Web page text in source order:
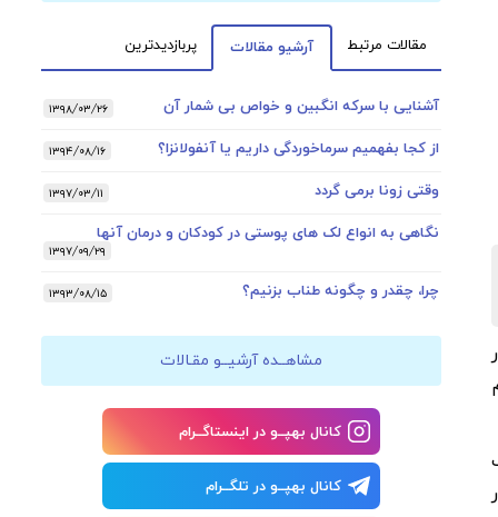
مقالات مرتبط آرشیو مقالات پربازدیدترین
آشنایی با سرکه انگبین و خواص بی شمار آن ۱۳۹۸/۰۳/۲۶
از کجا بفهمیم سرماخوردگی داریم یا آنفولانزا؟ ۱۳۹۴/۰۸/۱۶
وقتی زونا برمی گردد ۱۳۹۷/۰۳/۱۱
نگاهی به انواع لک های پوستی در کودکان و درمان آنها
۱۳۹۷/۰۹/۲۹
چرا، چقدر و چگونه طناب بزنیم؟ ۱۳۹۳/۰۸/۱۵
مشاهــده آرشیــو مقـالات
کانال بهپــو در اینستاگــرام
کانال بهپــو در تلگــرام